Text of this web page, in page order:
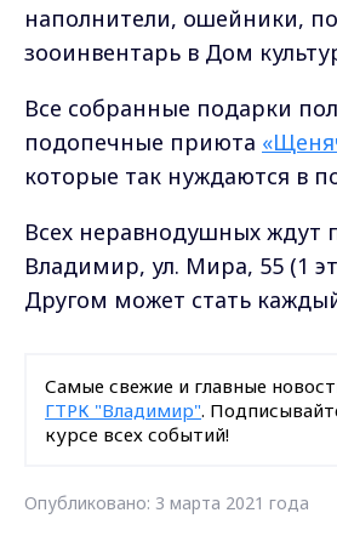
наполнители, ошейники,
зооинвентарь в Дом
Все собранные подарки
подопечные приюта
которые так нуждаются в
Всех неравнодушных ждут
Владимир, ул. Мира, 55 (1
Другом может стать
Самые свежие и главные
ГТРК "Владимир".
курсе всех событий!
Опубликовано: 3 марта 2021 года